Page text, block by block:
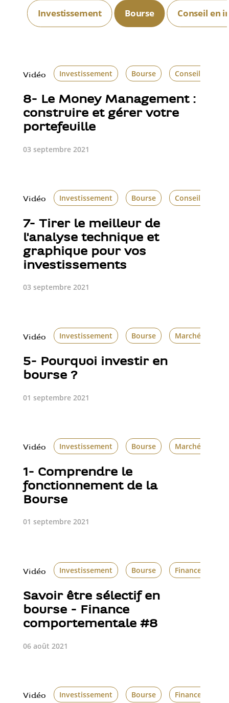
Investissement Bourse Conseil en
Vidéo Investissement Bourse Conseil en
8- Le Money Management :
construire et gérer votre
portefeuille
03 septembre 2021
Vidéo Investissement Bourse Conseil en
7- Tirer le meilleur de
l'analyse technique et
graphique pour vos
investissements
03 septembre 2021
Vidéo Investissement Bourse Marchés
5- Pourquoi investir en
bourse ?
01 septembre 2021
Vidéo Investissement Bourse Marchés
1- Comprendre le
fonctionnement de la
Bourse
01 septembre 2021
Vidéo Investissement Bourse Finance
Savoir être sélectif en
bourse - Finance
comportementale #8
06 août 2021
Vidéo Investissement Bourse Finance